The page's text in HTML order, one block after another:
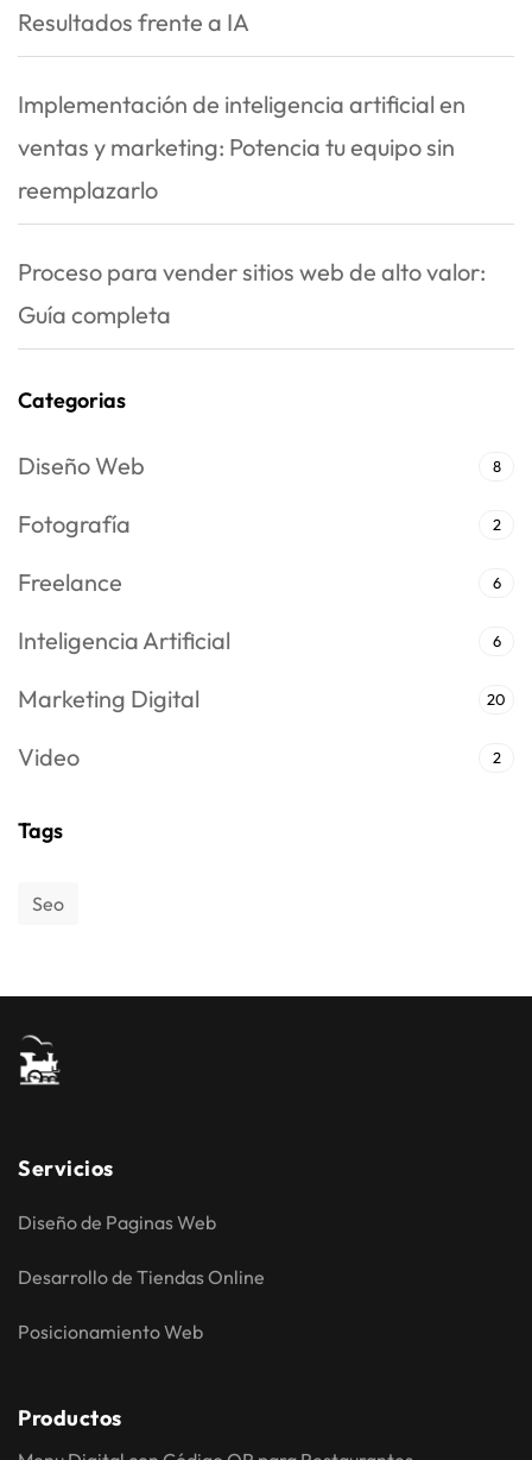
Resultados frente a IA
Implementación de inteligencia artificial en
ventas y marketing: Potencia tu equipo sin
reemplazarlo
Proceso para vender sitios web de alto valor:
Guía completa
Categorias
Diseño Web 8
Fotografía 2
Freelance 6
Inteligencia Artificial 6
Marketing Digital 20
Video 2
Tags
Seo
Servicios
Diseño de Paginas Web
Desarrollo de Tiendas Online
Posicionamiento Web
Productos